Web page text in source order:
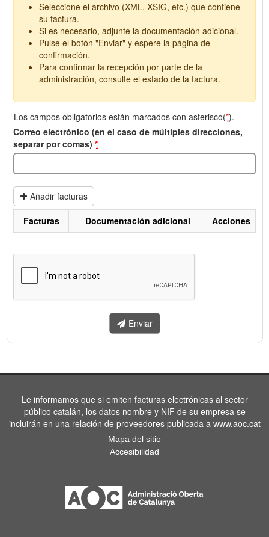
Seleccione el archivo (XML, XSIG, etc.) que contiene
su factura.
Si es necesario, adjunte la documentación adicional.
Pulse el botón "Enviar" y espere la página de
confirmación.
Para confirmar la recepción por parte de la
administración, consulte el estado de la factura.
Los campos obligatorios están marcados con asterisco(*).
Correo electrónico (en el caso de múltiples direcciones,
separar por comas) *
Añadir facturas
enviar.
Facturas Documentación adicional Acciones
Enviar
Le informamos que si emiten facturas electrónicas al sector
público catalán, los datos nombre y NIF de su empresa se
incluirán en una relación de proveedores publicada a www.aoc.cat
Mapa del sitio
Accesibilidad